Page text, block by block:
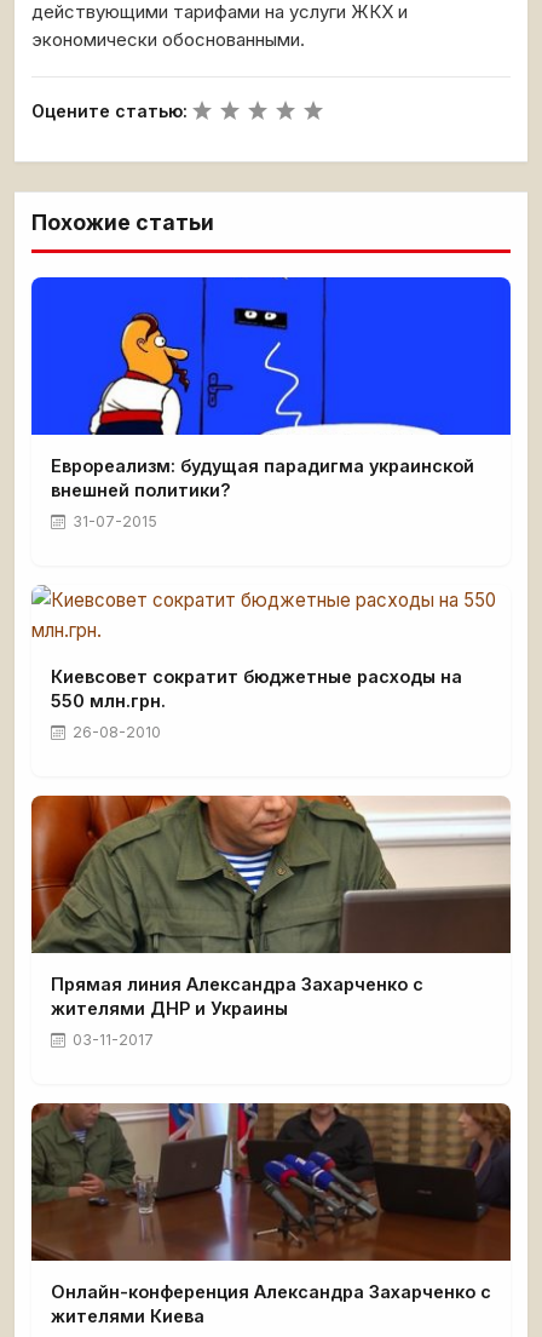
действующими тарифами на услуги ЖКХ и
экономически обоснованными.
Оцените статью:
Похожие статьи
Еврореализм: будущая парадигма украинской
внешней политики?
31-07-2015
Киевсовет сократит бюджетные расходы на
550 млн.грн.
26-08-2010
Прямая линия Александра Захарченко с
жителями ДНР и Украины
03-11-2017
Онлайн-конференция Александра Захарченко с
жителями Киева